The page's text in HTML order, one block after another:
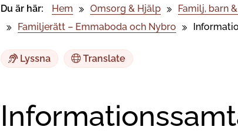
Du är här: Hem Omsorg & Hjälp
Familj, barn
Familjerätt – Emmaboda och Nybro
Lyssna Translate